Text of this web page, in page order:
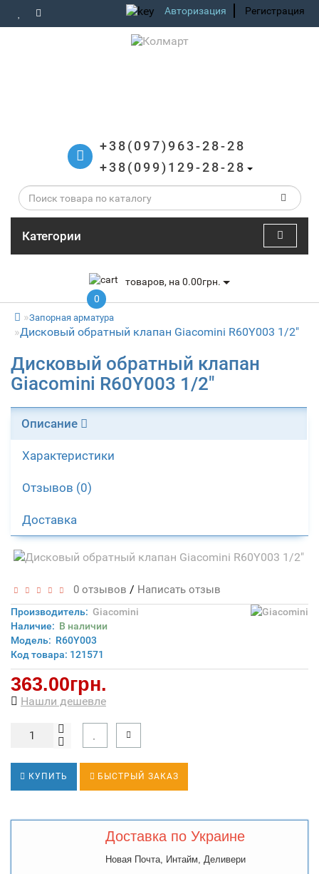
Авторизация Регистрация
+38(097)963-28-28
+38(099)129-28-28
Категории
0
товаров, на 0.00грн.
Запорная арматура
Дисковый обратный клапан Giacomini R60Y003 1/2"
Дисковый обратный клапан
Giacomini R60Y003 1/2"
Описание
Характеристики
Отзывов (0)
Доставка
0 отзывов / Написать отзыв
Производитель: Giacomini
Наличие: В наличии
Модель: R60Y003
Код товара: 121571
363.00грн.
Нашли дешевле
КУПИТЬ БЫСТРЫЙ ЗАКАЗ
Доставка по Украине
Новая Почта, Интайм, Деливери